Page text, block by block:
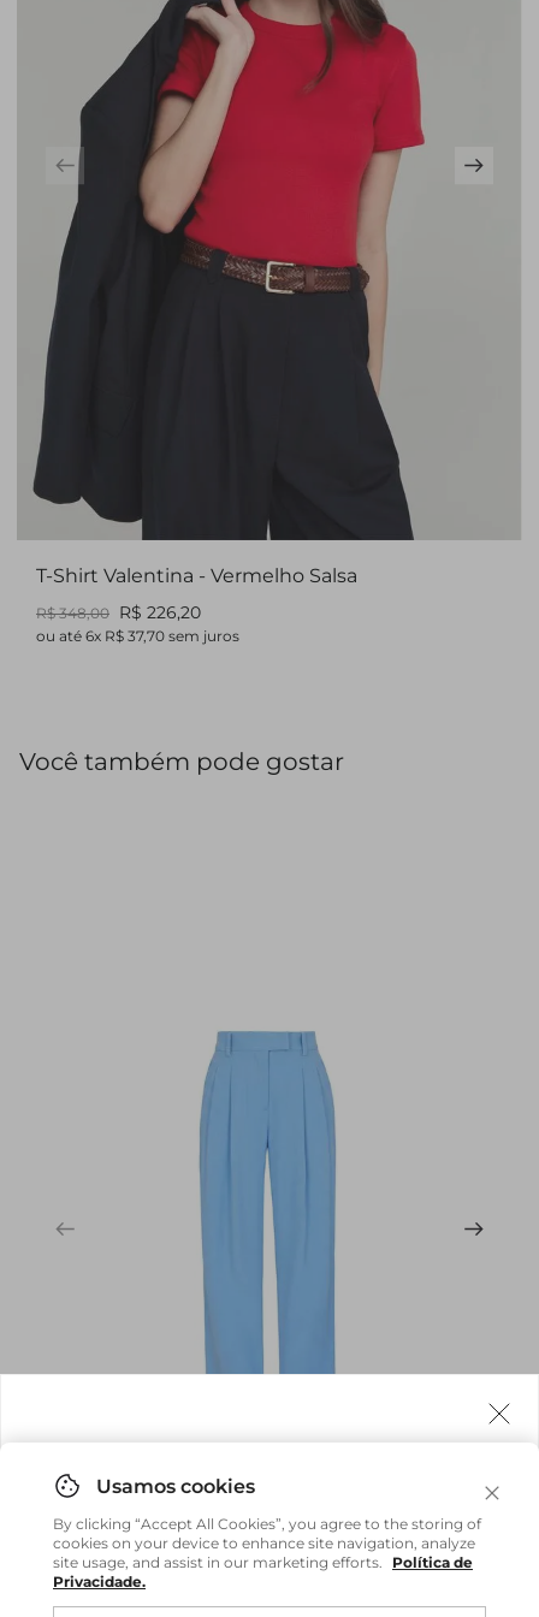
T-Shirt Valentina - Vermelho Salsa
R$ 348,00 R$ 226,20
ou até 6x R$ 37,70 sem juros
Você também pode gostar
em sua casa, não importa onde você estiver.
By clicking “Accept All Cookies”, you agree to the storing of
cookies on your device to enhance site navigation, analyze
site usage, and assist in our marketing efforts.
Política de
Privacidade.